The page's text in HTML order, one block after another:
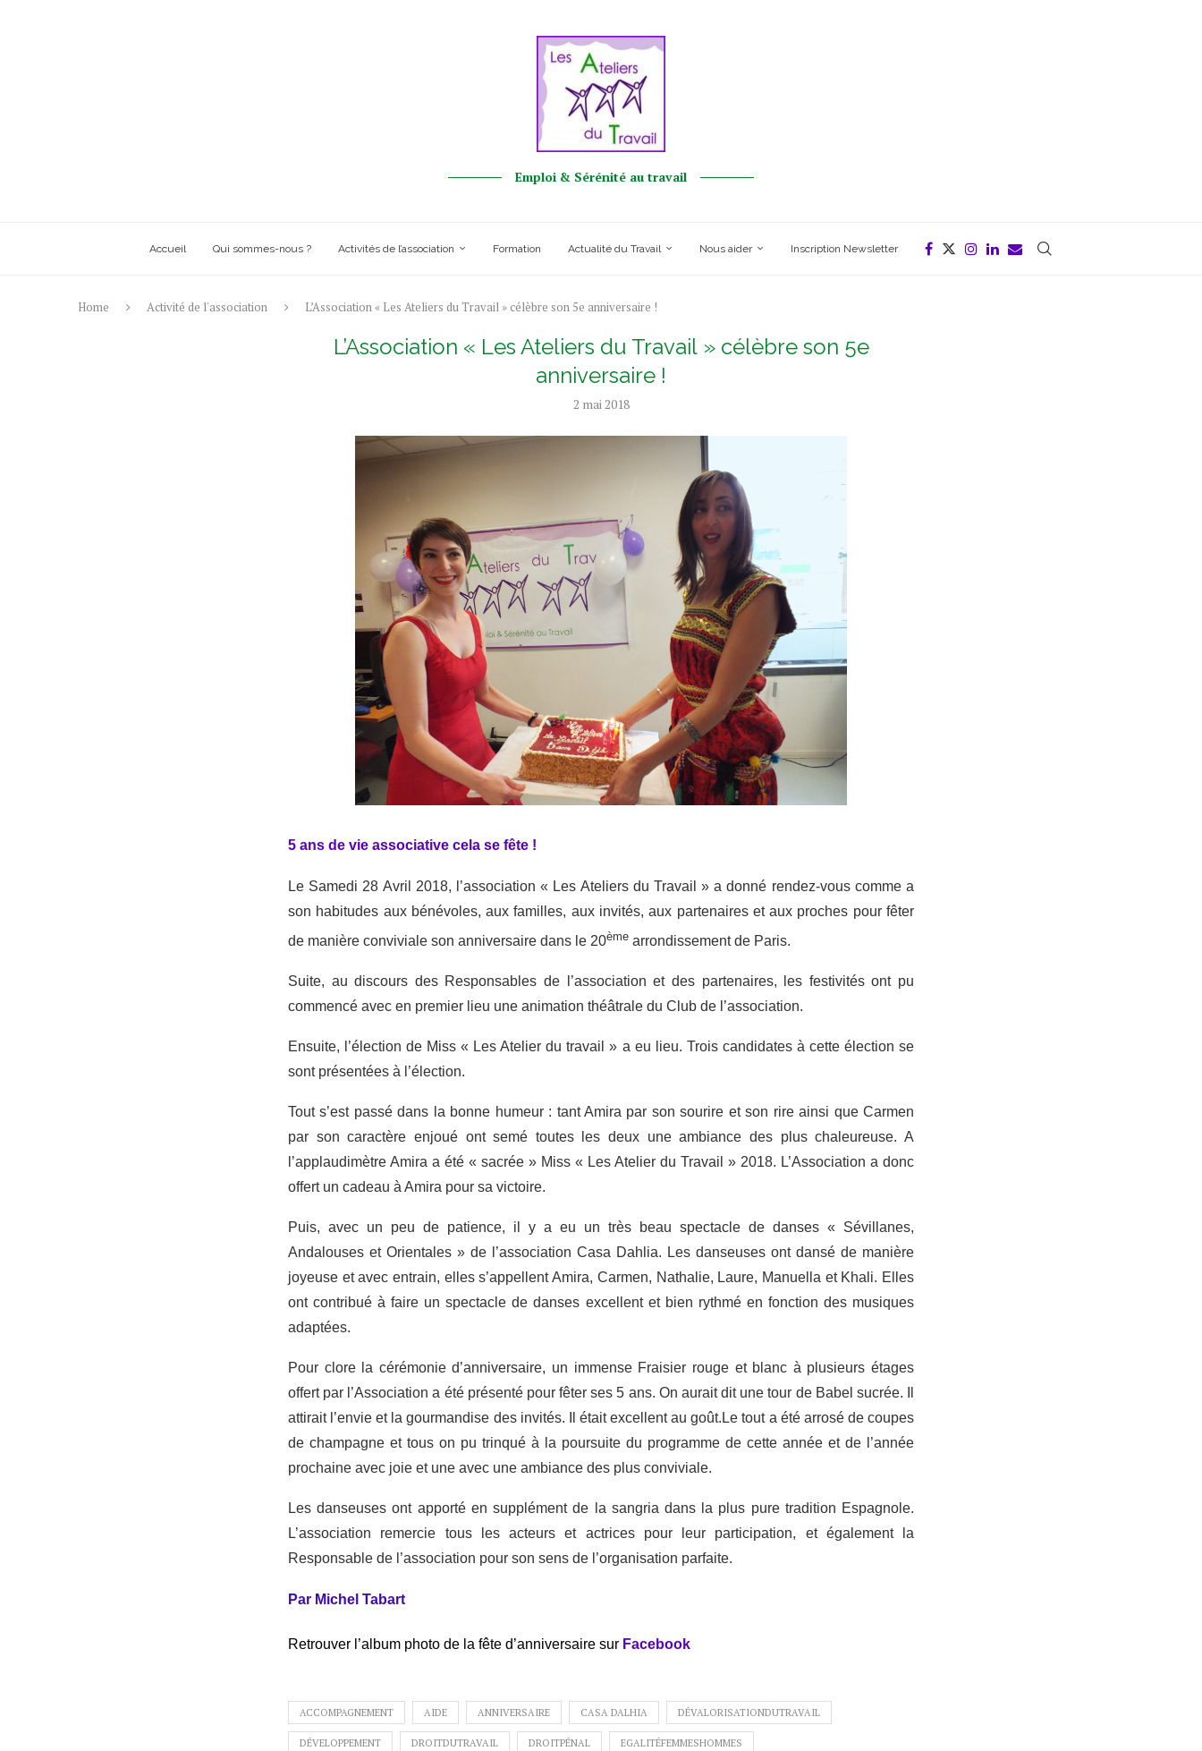
Emploi & Sérénité au travail
Accueil Qui sommes-nous ? Activités de l’association Formation Actualité du Travail Nous aider Inscription Newsletter
Home Activité de l'association L’Association « Les Ateliers du Travail » célèbre son 5e anniversaire !
L’Association « Les Ateliers du Travail » célèbre son 5e
anniversaire !
2 mai 2018
5 ans de vie associative cela se fête !
Le Samedi 28 Avril 2018, l’association « Les Ateliers du Travail » a donné rendez-vous comme a
son habitudes aux bénévoles, aux familles, aux invités, aux partenaires et aux proches pour fêter
de manière conviviale son anniversaire dans le 20ème arrondissement de Paris.
Suite, au discours des Responsables de l’association et des partenaires, les festivités ont pu
commencé avec en premier lieu une animation théâtrale du Club de l’association.
Ensuite, l’élection de Miss « Les Atelier du travail » a eu lieu. Trois candidates à cette élection se
sont présentées à l’élection.
Tout s’est passé dans la bonne humeur : tant Amira par son sourire et son rire ainsi que Carmen
par son caractère enjoué ont semé toutes les deux une ambiance des plus chaleureuse. A
l’applaudimètre Amira a été « sacrée » Miss « Les Atelier du Travail » 2018. L’Association a donc
offert un cadeau à Amira pour sa victoire.
Puis, avec un peu de patience, il y a eu un très beau spectacle de danses « Sévillanes,
Andalouses et Orientales » de l’association Casa Dahlia. Les danseuses ont dansé de manière
joyeuse et avec entrain, elles s’appellent Amira, Carmen, Nathalie, Laure, Manuella et Khali. Elles
ont contribué à faire un spectacle de danses excellent et bien rythmé en fonction des musiques
adaptées.
Pour clore la cérémonie d’anniversaire, un immense Fraisier rouge et blanc à plusieurs étages
offert par l’Association a été présenté pour fêter ses 5 ans. On aurait dit une tour de Babel sucrée. Il
attirait l’envie et la gourmandise des invités. Il était excellent au goût.Le tout a été arrosé de coupes
de champagne et tous on pu trinqué à la poursuite du programme de cette année et de l’année
prochaine avec joie et une avec une ambiance des plus conviviale.
Les danseuses ont apporté en supplément de la sangria dans la plus pure tradition Espagnole.
L’association remercie tous les acteurs et actrices pour leur participation, et également la
Responsable de l’association pour son sens de l’organisation parfaite.
Par Michel Tabart
Retrouver l’album photo de la fête d’anniversaire sur Facebook
ACCOMPAGNEMENT AIDE ANNIVERSAIRE CASA DALHIA DÉVALORISATIONDUTRAVAIL
DÉVELOPPEMENT DROITDUTRAVAIL DROITPÉNAL EGALITÉFEMMESHOMMES